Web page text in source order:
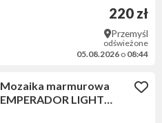
220 zł
Przemyśl
odświeżone
05.08.2026 o 08:44
Mozaika marmurowa
EMPERADOR LIGHT